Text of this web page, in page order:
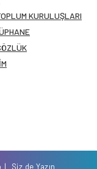
KURULUŞLARI
Siz de Yazın